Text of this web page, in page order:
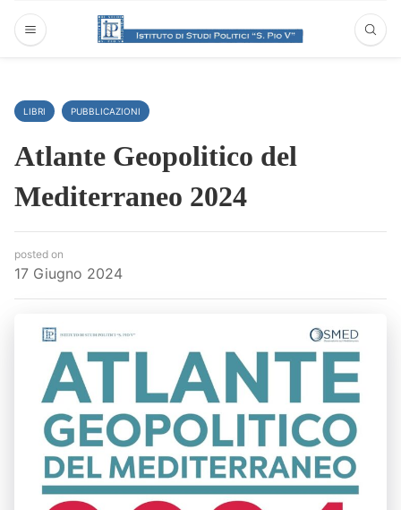
LIBRI PUBBLICAZIONI
Atlante Geopolitico del
Mediterraneo 2024
posted on
17 Giugno 2024